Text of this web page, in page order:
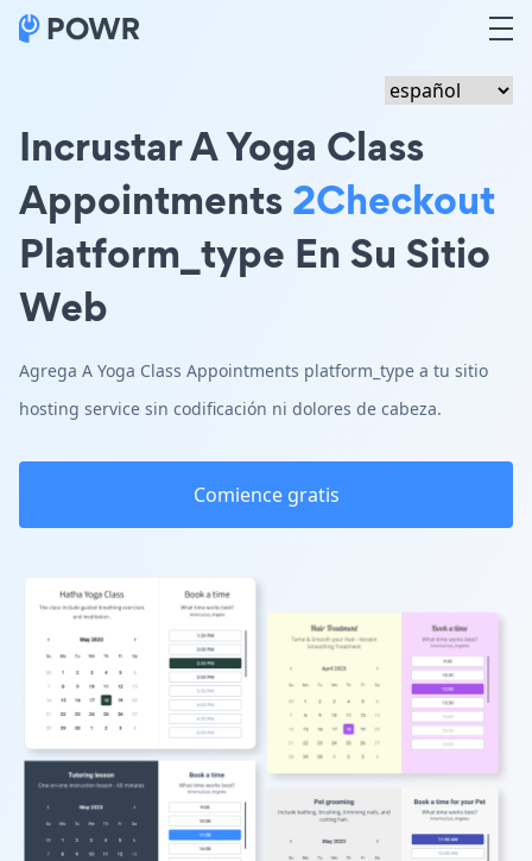
Incrustar A Yoga Class
Appointments2Checkout
Platform_type En Su Sitio
Web
Agrega A Yoga Class Appointments platform_type a tu sitio
hosting service sin codificación ni dolores de cabeza.
Comience gratis